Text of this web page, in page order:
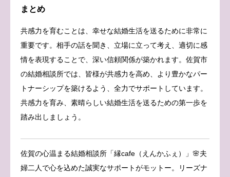
まとめ
共感力を育むことは、幸せな結婚生活を送るために非常に
重要です。相手の話を聞き、立場に立って考え、適切に感
情を表現することで、深い信頼関係が築かれます。佐賀市
の結婚相談所では、皆様が共感力を高め、より豊かなパー
トナーシップを築けるよう、全力でサポートしています。
共感力を育み、素晴らしい結婚生活を送るための第一歩を
踏み出しましょう。
佐賀の心温まる結婚相談所「縁cafe（えんかふぇ）」🌸夫
婦二人で心を込めた誠実なサポートがモットー。リーズナ